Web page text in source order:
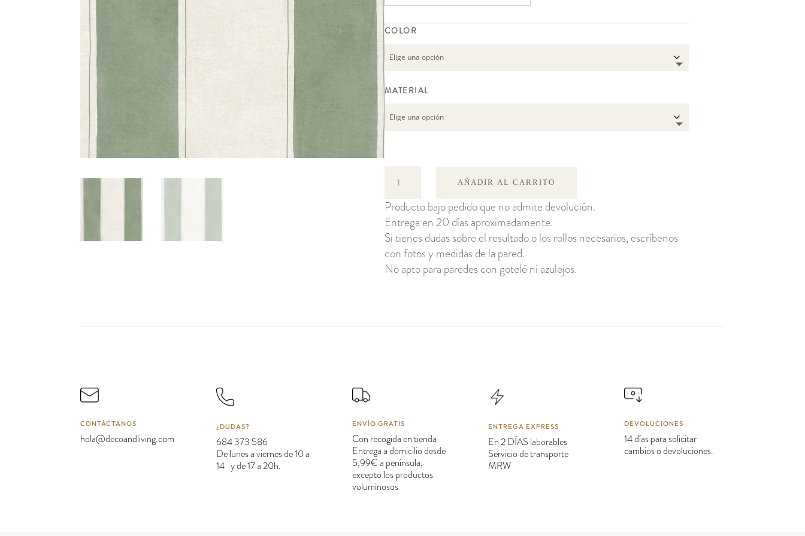
131,29 €
COLOR
MATERIAL
cantidad
AÑADIR AL CARRITO
Producto bajo pedido que no admite devolución.
Entrega en 20 días aproximadamente.
Si tienes dudas sobre el resultado o los rollos necesarios, escríbenos
con fotos y medidas de la pared.
No apto para paredes con gotelé ni azulejos.
CONTÁCTANOS
hola@decoandliving.com
¿DUDAS?
684 373 586
De lunes a viernes de 10 a
14 y de 17 a 20h.
ENVÍO GRATIS
Con recogida en tienda
Entrega a domicilio desde
5,99€ a península,
excepto los productos
voluminosos
ENTREGA EXPRESS
En 2 DÍAS laborables
Servicio de transporte
MRW
DEVOLUCIONES
14 días para solicitar
cambios o devoluciones.